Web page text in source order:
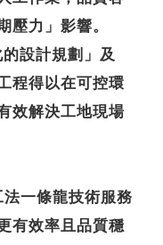
壓力」影響。
設計規劃」及
程得以在可控環
效解決工地現場
一條龍技術服務
有效率且品質穩